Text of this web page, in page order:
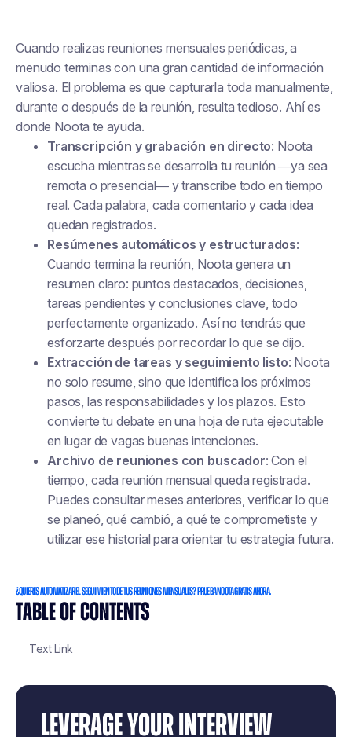
TABLE OF CONTENTS
Text Link
LEVERAGE YOUR INTERVIEW
Cuando realizas reuniones mensuales periódicas, a
menudo terminas con una gran cantidad de información
valiosa. El problema es que capturarla toda manualmente,
durante o después de la reunión, resulta tedioso. Ahí es
donde Noota te ayuda.
Transcripción y grabación en directo: Noota
escucha mientras se desarrolla tu reunión —ya sea
remota o presencial— y transcribe todo en tiempo
real. Cada palabra, cada comentario y cada idea
quedan registrados.
Resúmenes automáticos y estructurados:
Cuando termina la reunión, Noota genera un
resumen claro: puntos destacados, decisiones,
tareas pendientes y conclusiones clave, todo
perfectamente organizado. Así no tendrás que
esforzarte después por recordar lo que se dijo.
Extracción de tareas y seguimiento listo: Noota
no solo resume, sino que identifica los próximos
pasos, las responsabilidades y los plazos. Esto
convierte tu debate en una hoja de ruta ejecutable
en lugar de vagas buenas intenciones.
Archivo de reuniones con buscador: Con el
tiempo, cada reunión mensual queda registrada.
Puedes consultar meses anteriores, verificar lo que
se planeó, qué cambió, a qué te comprometiste y
utilizar ese historial para orientar tu estrategia futura.
¿Quieres automatizar el seguimiento de tus reuniones mensuales? Prueba Noota gratis ahora.